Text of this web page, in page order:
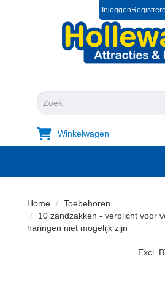
Inloggen
Winkelwagen
Home
Toebehoren
10 zandzakken - verplicht voor
haringen niet mogelijk zijn
Excl.